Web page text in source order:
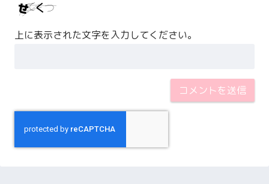
上に表示された文字を入力してください。